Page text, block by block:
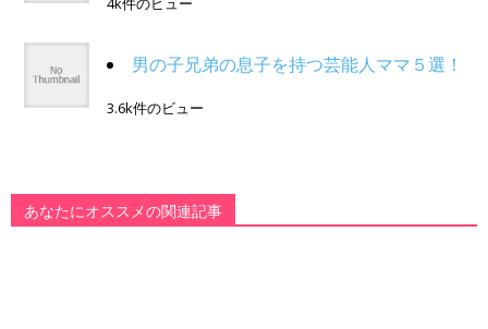
男の子兄弟の息子を持つ芸能人ママ５選！
3.6k件のビュー
あなたにオススメの関連記事